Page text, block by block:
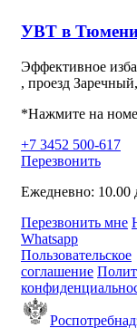
УВТ в
Эффективное
, проезд
*Нажмите на
+7 3452 500-617
Перезвонить
Ежедневно: 10.00
Перезвонить мне
Whatsapp
Пользовательское
соглашение